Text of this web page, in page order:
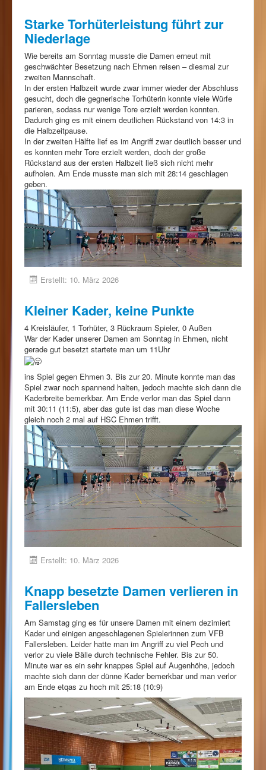
Starke Torhüterleistung führt zur
Niederlage
Wie bereits am Sonntag musste die Damen erneut mit
geschwächter Besetzung nach Ehmen reisen – diesmal zur
zweiten Mannschaft.
In der ersten Halbzeit wurde zwar immer wieder der Abschluss
gesucht, doch die gegnerische Torhüterin konnte viele Würfe
parieren, sodass nur wenige Tore erzielt werden konnten.
Dadurch ging es mit einem deutlichen Rückstand von 14:3 in
die Halbzeitpause.
In der zweiten Hälfte lief es im Angriff zwar deutlich besser und
es konnten mehr Tore erzielt werden, doch der große
Rückstand aus der ersten Halbzeit ließ sich nicht mehr
aufholen. Am Ende musste man sich mit 28:14 geschlagen
geben.
Erstellt: 10. März 2026
Kleiner Kader, keine Punkte
4 Kreisläufer, 1 Torhüter, 3 Rückraum Spieler, 0 Außen
War der Kader unserer Damen am Sonntag in Ehmen, nicht
gerade gut besetzt startete man um 11Uhr
ins Spiel gegen Ehmen 3. Bis zur 20. Minute konnte man das
Spiel zwar noch spannend halten, jedoch machte sich dann die
Kaderbreite bemerkbar. Am Ende verlor man das Spiel dann
mit 30:11 (11:5), aber das gute ist das man diese Woche
gleich noch 2 mal auf HSC Ehmen trifft.
Erstellt: 10. März 2026
Knapp besetzte Damen verlieren in
Fallersleben
Am Samstag ging es für unsere Damen mit einem dezimiert
Kader und einigen angeschlagenen Spielerinnen zum VFB
Fallersleben. Leider hatte man im Angriff zu viel Pech und
verlor zu viele Bälle durch technische Fehler. Bis zur 50.
Minute war es ein sehr knappes Spiel auf Augenhöhe, jedoch
machte sich dann der dünne Kader bemerkbar und man verlor
am Ende etqas zu hoch mit 25:18 (10:9)